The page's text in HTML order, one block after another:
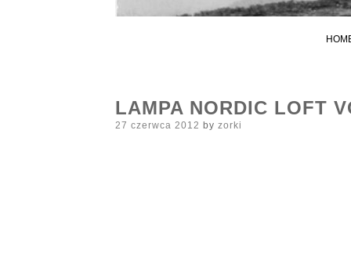
LAMPA NORDIC LOFT
Posted
27 czerwca 2012 by zorki